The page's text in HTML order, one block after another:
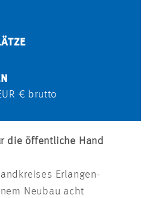
€ brutto
die öffentliche Hand
Erlangen-
Neubau acht